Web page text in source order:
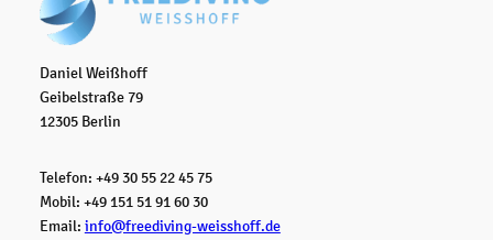
e
e
Daniel Weißhoff
Geibelstraße 79
12305 Berlin
Telefon: +49 30 55 22 45 75
Mobil: +49 151 51 91 60 30
Email: info@freediving-weisshoff.de